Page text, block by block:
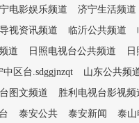
电影娱乐频道
济宁生活频道
视资讯频道 临沂公共频道
道 日照电视台公共频道
区台.sdggjnzqt
山东公共频
图文频道
胜利电视台影视频
泰安公共 泰安新闻
泰山